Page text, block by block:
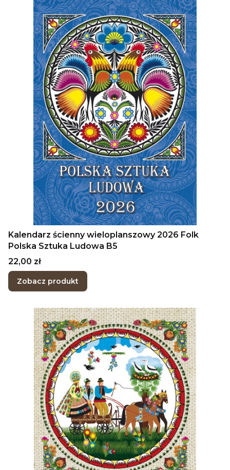
Kalendarz ścienny wieloplanszowy 2026 Folk
Polska Sztuka Ludowa B5
Cena
22,00 zł
Zobacz produkt